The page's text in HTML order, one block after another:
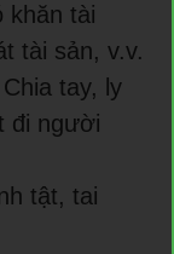
khăn tài
tài sản, v.v.
Chia tay, ly
đi người
tật, tai